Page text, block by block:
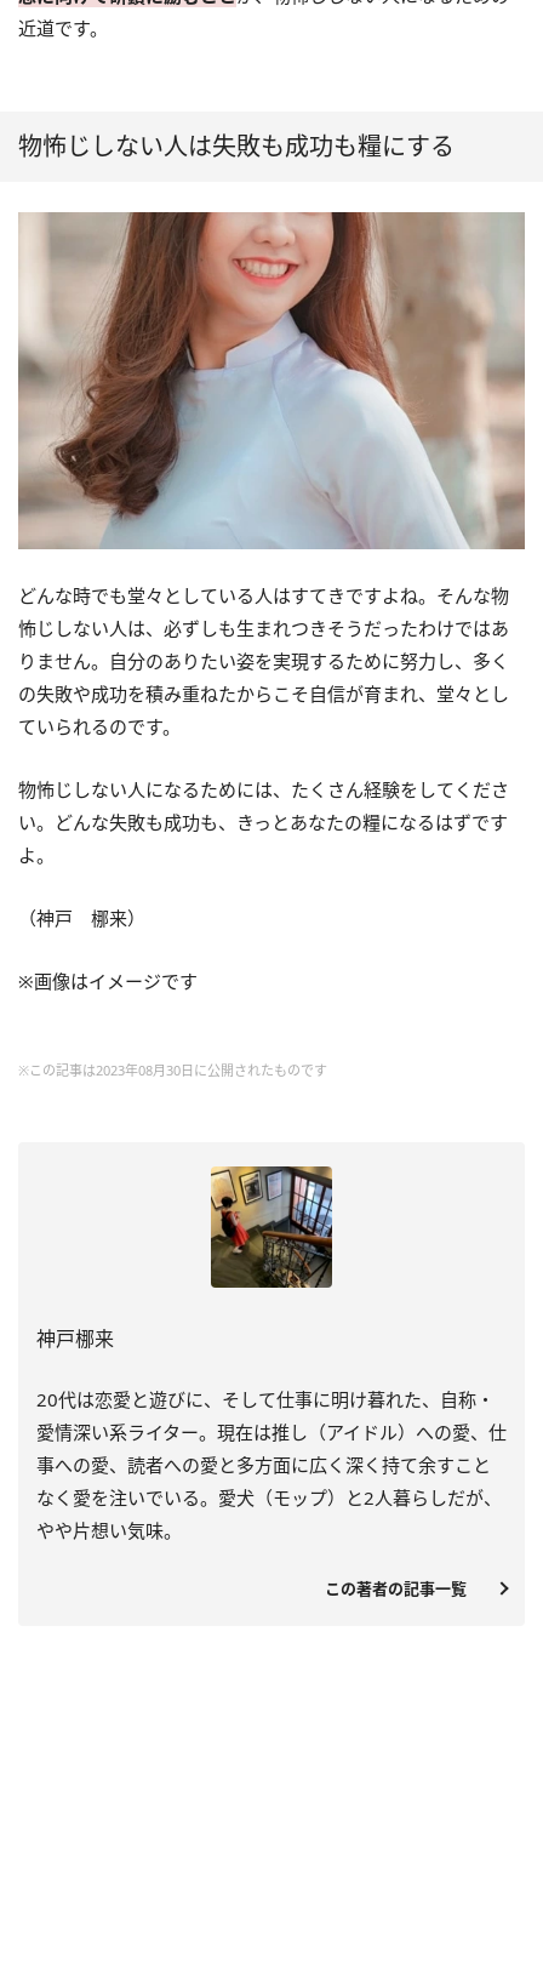
近道です。
物怖じしない人は失敗も成功も糧にする
どんな時でも堂々としている人はすてきですよね。そんな物
怖じしない人は、必ずしも生まれつきそうだったわけではあ
りません。自分のありたい姿を実現するために努力し、多く
の失敗や成功を積み重ねたからこそ自信が育まれ、堂々とし
ていられるのです。
物怖じしない人になるためには、たくさん経験をしてくださ
い。どんな失敗も成功も、きっとあなたの糧になるはずです
よ。
（神戸 梛来）
※画像はイメージです
※この記事は2023年08月30日に公開されたものです
神戸梛来
20代は恋愛と遊びに、そして仕事に明け暮れた、自称・
愛情深い系ライター。現在は推し（アイドル）への愛、仕
事への愛、読者への愛と多方面に広く深く持て余すこと
なく愛を注いでいる。愛犬（モップ）と2人暮らしだが、
やや片想い気味。
この著者の記事一覧